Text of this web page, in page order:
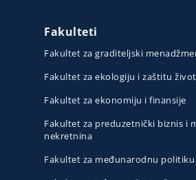
Fakulteti
Fakultet za graditeljski
Fakultet za ekologiju i zaštitu
Fakultet za ekonomiju i finansije
Fakultet za preduzetnički biznis i
nekretnina
Fakultet za međunarodnu